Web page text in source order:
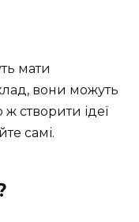
мати
вони можуть
створити ідеї
самі.